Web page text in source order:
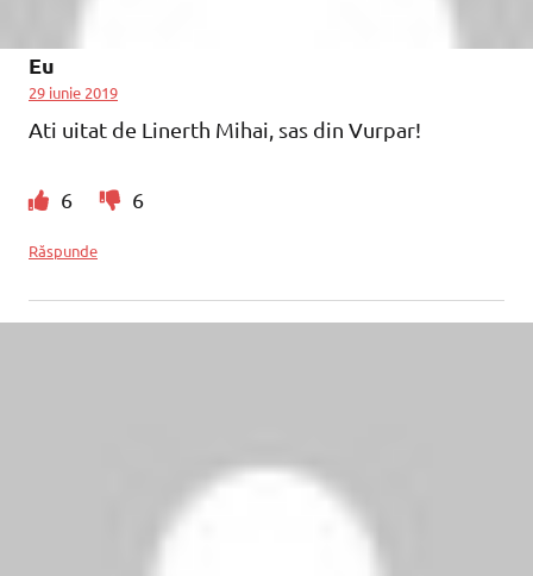
Eu
29 iunie 2019
Ati uitat de Linerth Mihai, sas din Vurpar!
6 6
Răspunde